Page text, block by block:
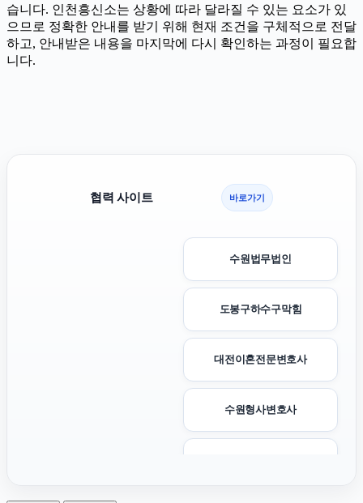
습니다. 인천흥신소는 상황에 따라 달라질 수 있는 요소가 있
으므로 정확한 안내를 받기 위해 현재 조건을 구체적으로 전달
하고, 안내받은 내용을 마지막에 다시 확인하는 과정이 필요합
니다.
협력 사이트 바로가기
수원법무법인
도봉구하수구막힘
대전이혼전문변호사
수원형사변호사